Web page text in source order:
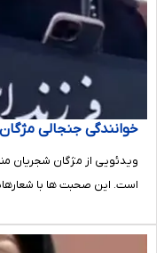
خوانندگی جنجالی
ویدئویی از مژگان شجریان
است. این صحبت ها با